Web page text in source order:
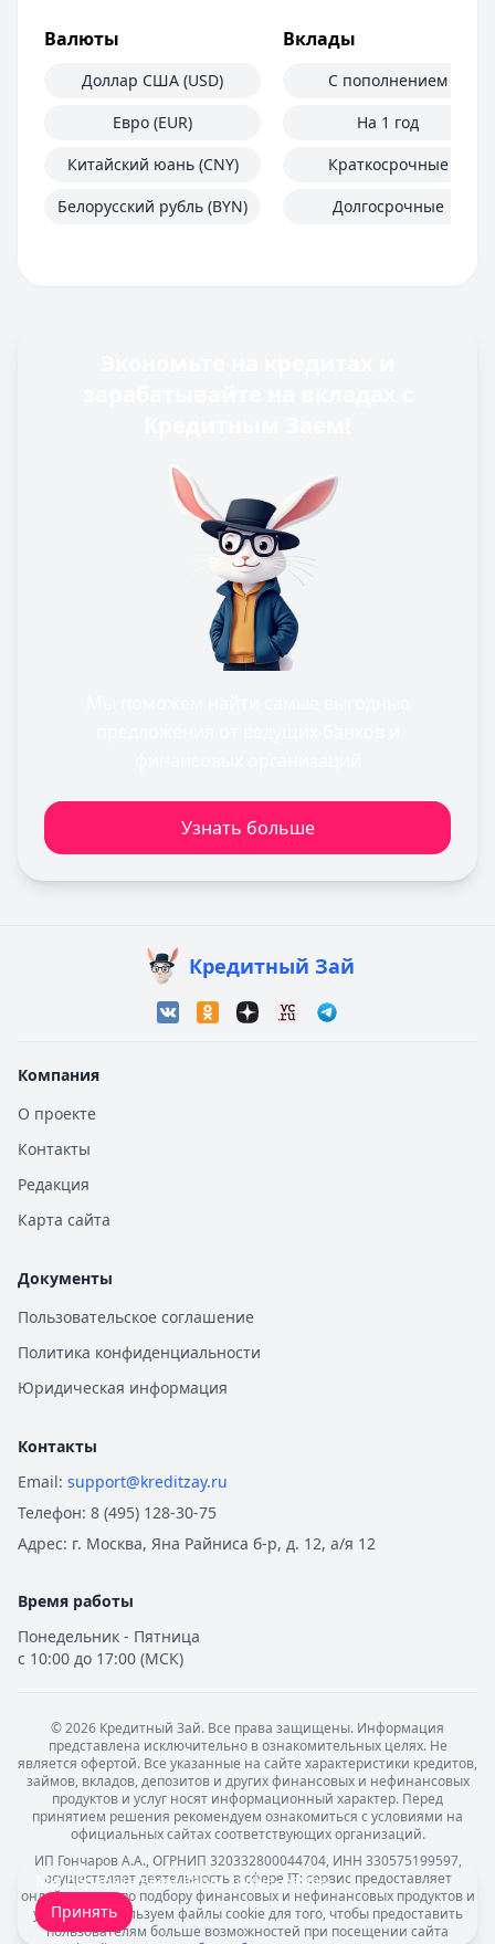
Валюты
Доллар США (USD)
Евро (EUR)
Китайский юань (CNY)
Белорусский рубль (BYN)
Вклады
С пополнением
На 1 год
Краткосрочные
Долгосрочные
Узнать больше
Кредитный Зай
Компания
О проекте
Контакты
Редакция
Карта сайта
Документы
Пользовательское соглашение
Политика конфиденциальности
Юридическая информация
Контакты
Email: support@kreditzay.ru
Телефон: 8 (495) 128-30-75
Адрес: г. Москва, Яна Райниса б-р, д. 12, а/я 12
Время работы
Понедельник - Пятница
с 10:00 до 17:00 (МСК)
©2026 Кредитный Зай. Все права защищены. Информация
представлена исключительно в ознакомительных целях. Не
является офертой. Все указанные на сайте характеристики кредитов,
займов, вкладов, депозитов и других финансовых и нефинансовых
продуктов и услуг носят информационный характер. Перед
принятием решения рекомендуем ознакомиться с условиями на
официальных сайтах соответствующих организаций.
ИП Гончаров А.А., ОГРНИП 320332800044704, ИНН 330575199597,
осуществляет деятельность в сфере IT: сервис предоставляет
онлайн-услуги по подбору финансовых и нефинансовых продуктов и
услуг. Мы используем файлы cookie для того, чтобы предоставить
пользователям больше возможностей при посещении сайта
Мы обрабатываем ваши cookie-файлы.
Принять